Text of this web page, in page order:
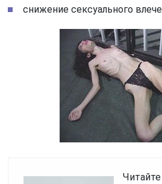
снижение сексуального